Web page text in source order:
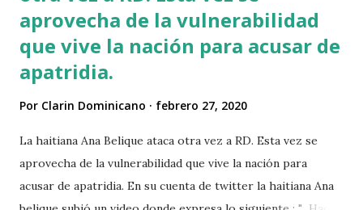
aprovecha de la vulnerabilidad
que vive la nación para acusar de
apatridia.
Por Clarin Dominicano febrero 27, 2020
La haitiana Ana Belique ataca otra vez a RD. Esta vez se
aprovecha de la vulnerabilidad que vive la nación para
acusar de apatridia. En su cuenta de twitter la haitiana Ana